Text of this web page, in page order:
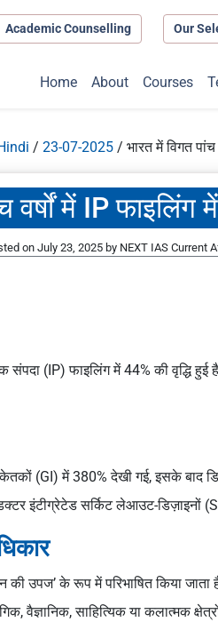
Academic Counselling Our
Home About Courses
/ 23-07-2025 / भारत में विगत पांच
वर्षों में IP फाइलिंग में
on July 23, 2025 by NEXT IAS Current
संपदा (IP) फाइलिंग में 44% की
(GI) में 380% देखी गई, इसके बाद
इंटीग्रेटेड सर्किट लेआउट-डिज़ाइनों
की उपज’ के रूप में परिभाषित किया जाता
वैज्ञानिक, साहित्यिक या कलात्मक